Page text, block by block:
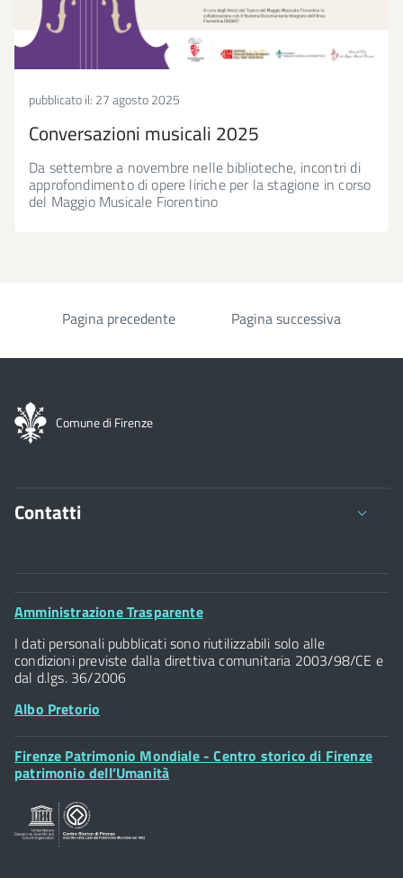
pubblicato il: 27 agosto 2025
Conversazioni musicali 2025
Da settembre a novembre nelle biblioteche, incontri di
approfondimento di opere liriche per la stagione in corso
del Maggio Musicale Fiorentino
Paginazione
Pagina precedente Pagina successiva
Comune di Firenze
Contatti
Comune di Firenze
Palazzo Vecchio
Piazza della Signoria - 50122, Firenze
P.IVA 01307110484
Posta Elettronica Certificata
Footer
Amministrazione Trasparente
I dati personali pubblicati sono riutilizzabili solo alle
condizioni previste dalla direttiva comunitaria 2003/98/CE e
dal d.lgs. 36/2006
Albo Pretorio
Footer
Widget
Firenze Patrimonio Mondiale - Centro storico di Firenze
patrimonio dell’Umanità